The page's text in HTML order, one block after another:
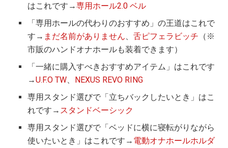
はこれです→専用ホール2.0 ベル
「専用ホールの代わりのおすすめ」の王道はこれで
す→ まだ名前がありません 、舌ピフェラビッチ （※
市販のハンドオナホールも装着できます）
「一緒に購入すべきおすすめアイテム」はこれです
→U.F.O TW
NEXUS REVO RING
専用スタンド選びで「立ちバックしたいとき」はこ
れです→ スタンドベーシック
専用スタンド選びで「ベッドに横に寝転がりながら
使いたいとき」はこれです→ 電動オナホールホルダ